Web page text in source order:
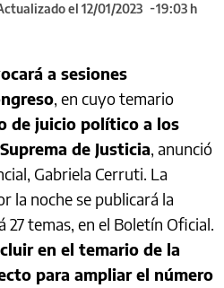
el 12/01/2023
19:03 h
a sesiones
, en cuyo temario
de juicio político a los
de Justicia, anunció
Gabriela Cerruti. La
la noche se publicará la
temas, en el Boletín Oficial.
en el temario de la
para ampliar el número